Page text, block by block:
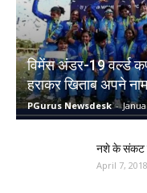
विमेंस अंडर-19 वर्ल्ड
हराकर खिताब अपने
PGurus Newsdesk -
नशे के संकट
April 7, 2018